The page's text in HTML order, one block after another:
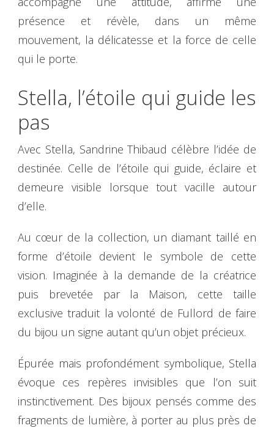
présence et révèle, dans un même
mouvement, la délicatesse et la force de celle
qui le porte.
Stella, l’étoile qui guide les
pas
Avec Stella, Sandrine Thibaud célèbre l’idée de
destinée. Celle de l’étoile qui guide, éclaire et
demeure visible lorsque tout vacille autour
d’elle.
Au cœur de la collection, un diamant taillé en
forme d’étoile devient le symbole de cette
vision. Imaginée à la demande de la créatrice
puis brevetée par la Maison, cette taille
exclusive traduit la volonté de Fullord de faire
du bijou un signe autant qu’un objet précieux.
Épurée mais profondément symbolique, Stella
évoque ces repères invisibles que l’on suit
instinctivement. Des bijoux pensés comme des
fragments de lumière, à porter au plus près de